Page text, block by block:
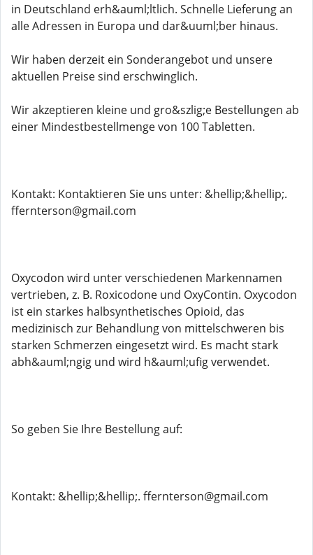
in Deutschland erh&auml;ltlich. Schnelle Lieferung an
alle Adressen in Europa und dar&uuml;ber hinaus.
Wir haben derzeit ein Sonderangebot und unsere
aktuellen Preise sind erschwinglich.
Wir akzeptieren kleine und gro&szlig;e Bestellungen ab
einer Mindestbestellmenge von 100 Tabletten.
Kontakt: Kontaktieren Sie uns unter: &hellip;&hellip;.
ffernterson@gmail.com
Oxycodon wird unter verschiedenen Markennamen
vertrieben, z. B. Roxicodone und OxyContin. Oxycodon
ist ein starkes halbsynthetisches Opioid, das
medizinisch zur Behandlung von mittelschweren bis
starken Schmerzen eingesetzt wird. Es macht stark
abh&auml;ngig und wird h&auml;ufig verwendet.
So geben Sie Ihre Bestellung auf:
Kontakt: &hellip;&hellip;. ffernterson@gmail.com